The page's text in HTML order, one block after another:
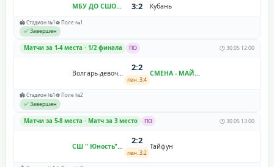
МБУ ДО СШОР №11 "Зенит-Волгоград" 3:2 Кубань
🏟️ Стадион №1⚽ Поле №1
✅ Завершен
Матчи за 1-4 места · 1/2 финала ПО 🕐 30.05 12:00
Волгарь-девочки
2:2
пен. 3:4
СМЕНА - МАЙСТРЕНКО
🏟️ Стадион №1⚽ Поле №2
✅ Завершен
Матчи за 5-8 места · Матч за 3 место ПО 🕐 30.05 13:00
СШ " Юность"
2:2
пен. 3:2
Тайфун